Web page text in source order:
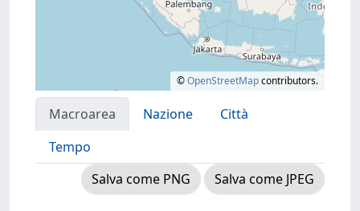
©OpenStreetMapcontributors.
Macroarea Nazione
Città
Tempo
Salva come PNG
Salva come JPEG